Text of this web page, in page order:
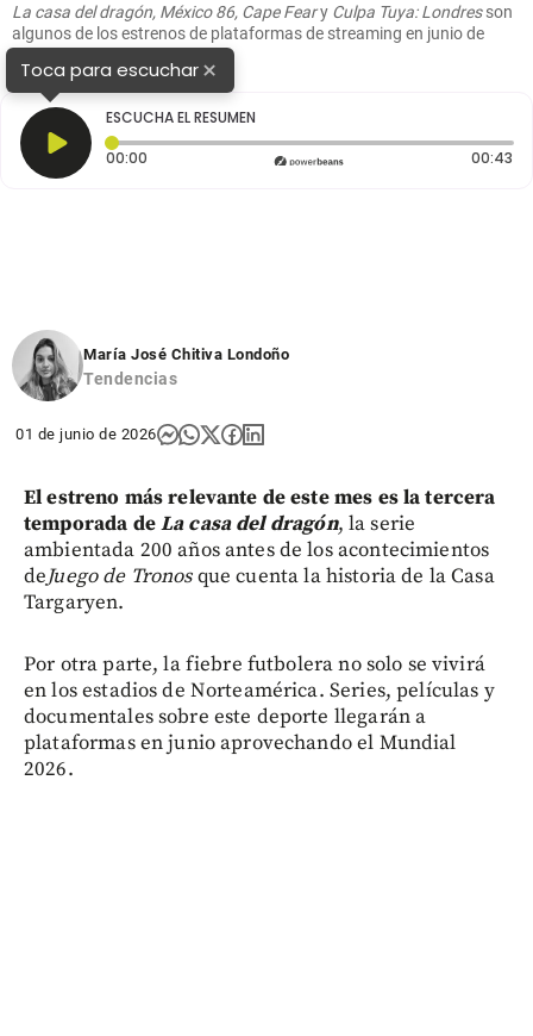
La casa del dragón, México 86, Cape Feary Culpa Tuya: Londresson
algunos de los estrenos de plataformas de streaming en junio de
2026.
Toca para escuchar×
ESCUCHA EL RESUMEN
00:00 Tiempo transcurrido: 0 segundos 00:43
María José Chitiva Londoño
Tendencias
01 de junio de 2026
El estreno más relevante de este mes es la tercera
temporada deLa casa del dragón, la serie
ambientada 200 años antes de los acontecimientos
deJuego de Tronosque cuenta la historia de la Casa
Targaryen.
Por otra parte, la fiebre futbolera no solo se vivirá
en los estadios de Norteamérica. Series, películas y
documentales sobre este deporte llegarán a
plataformas en junio aprovechando el Mundial
2026.